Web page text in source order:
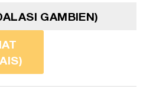
GAMBIEN)